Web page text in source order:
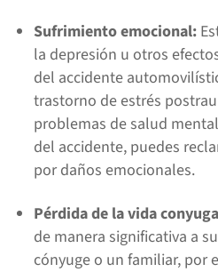
Sufrimiento emocional:
la depresión u otros
del accidente
trastorno de estrés
problemas de salud
del accidente, puedes
por daños emocionales.
Pérdida de la vida
de manera significativa a
cónyuge o un familiar, por